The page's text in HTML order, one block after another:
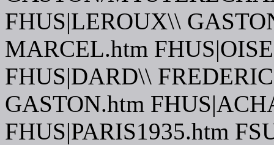
FHUS|LEROUX\\
MARCEL.htm
FHUS|DARD\\
GASTON.htm
FHUS|PARIS1935.htm